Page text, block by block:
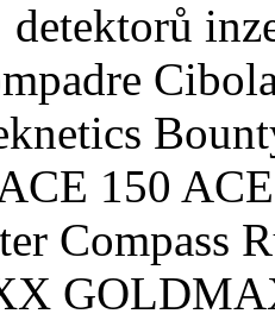
detektorů
150
Compass